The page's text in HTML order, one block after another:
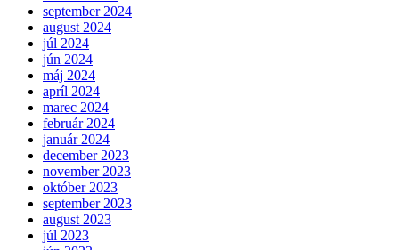
september 2024
august 2024
júl 2024
jún 2024
máj 2024
apríl 2024
marec 2024
február 2024
január 2024
december 2023
november 2023
október 2023
september 2023
august 2023
júl 2023